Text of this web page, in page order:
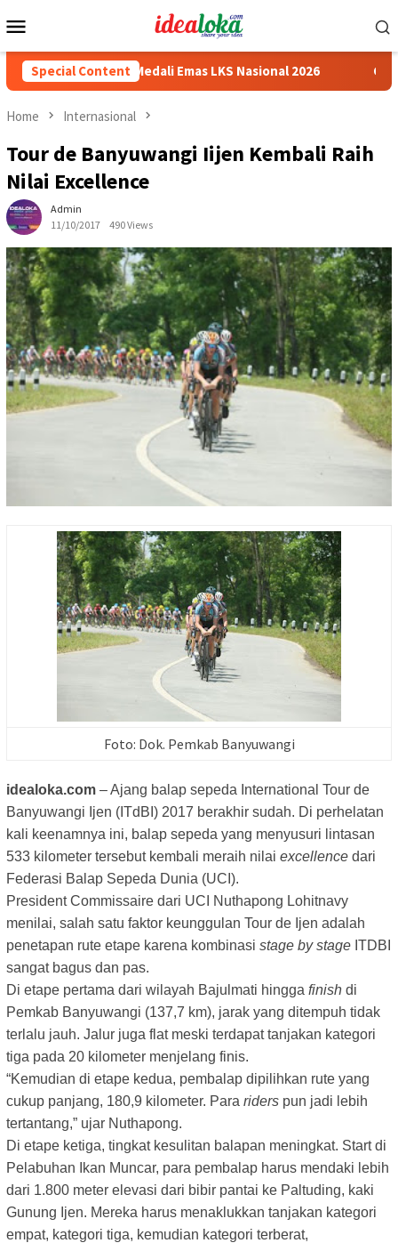
to
Menu
Special Content
Peraih Medali Emas LKS Nasional 2026 Cabai Jadi Fokus
Home Internasional
Tour de Banyuwangi Iijen Kembali Raih
Nilai Excellence
Admin
11/10/2017
490 Views
Foto: Dok. Pemkab Banyuwangi
idealoka.com – Ajang balap sepeda International Tour de
Banyuwangi Ijen (ITdBI) 2017 berakhir sudah. Di perhelatan
kali keenamnya ini, balap sepeda yang menyusuri lintasan
533 kilometer tersebut kembali meraih nilai excellence dari
Federasi Balap Sepeda Dunia (UCI).
President Commissaire dari UCI Nuthapong Lohitnavy
menilai, salah satu faktor keunggulan Tour de Ijen adalah
penetapan rute etape karena kombinasi stage by stage ITDBI
sangat bagus dan pas.
Di etape pertama dari wilayah Bajulmati hingga finish di
Pemkab Banyuwangi (137,7 km), jarak yang ditempuh tidak
terlalu jauh. Jalur juga flat meski terdapat tanjakan kategori
tiga pada 20 kilometer menjelang finis.
“Kemudian di etape kedua, pembalap dipilihkan rute yang
cukup panjang, 180,9 kilometer. Para riders pun jadi lebih
tertantang,” ujar Nuthapong.
Di etape ketiga, tingkat kesulitan balapan meningkat. Start di
Pelabuhan Ikan Muncar, para pembalap harus mendaki lebih
dari 1.800 meter elevasi dari bibir pantai ke Paltuding, kaki
Gunung Ijen. Mereka harus menaklukkan tanjakan kategori
empat, kategori tiga, kemudian kategori terberat,